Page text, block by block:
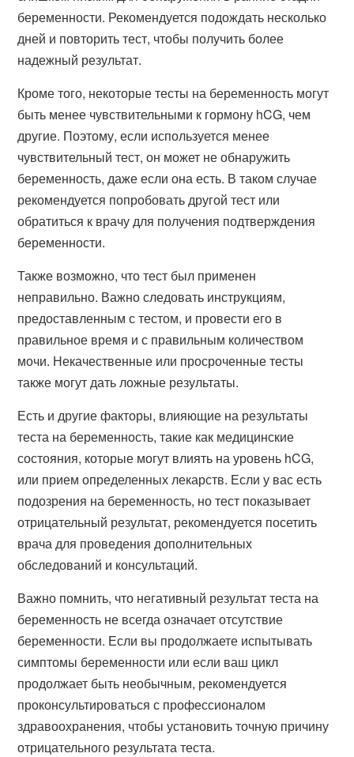
беременности. Рекомендуется подождать несколько
дней и повторить тест, чтобы получить более
надежный результат.
Кроме того, некоторые тесты на беременность могут
быть менее чувствительными к гормону hCG, чем
другие. Поэтому, если используется менее
чувствительный тест, он может не обнаружить
беременность, даже если она есть. В таком случае
рекомендуется попробовать другой тест или
обратиться к врачу для получения подтверждения
беременности.
Также возможно, что тест был применен
неправильно. Важно следовать инструкциям,
предоставленным с тестом, и провести его в
правильное время и с правильным количеством
мочи. Некачественные или просроченные тесты
также могут дать ложные результаты.
Есть и другие факторы, влияющие на результаты
теста на беременность, такие как медицинские
состояния, которые могут влиять на уровень hCG,
или прием определенных лекарств. Если у вас есть
подозрения на беременность, но тест показывает
отрицательный результат, рекомендуется посетить
врача для проведения дополнительных
обследований и консультаций.
Важно помнить, что негативный результат теста на
беременность не всегда означает отсутствие
беременности. Если вы продолжаете испытывать
симптомы беременности или если ваш цикл
продолжает быть необычным, рекомендуется
проконсультироваться с профессионалом
здравоохранения, чтобы установить точную причину
отрицательного результата теста.